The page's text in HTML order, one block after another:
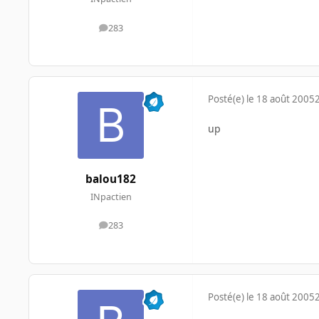
283
messages
balou182
INpactien
283
messages
Posté(e) le 18 août 2005
up
Posté(e) le 18 août 2005